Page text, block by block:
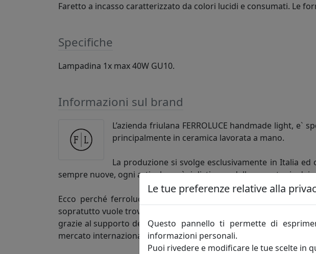
Faretto a incasso caratterizzato da colori lucidi e consumati. Le
Specifiche
Lampadina 1x max 40W GU10.
Informazioni sul brand
L’azienda friulana FERROLUCE handmade light, e`
principalmente in ceramica lavorata a mano.
La produzione si svolge esclusivamente in Italia
sempre nuove, ogni articolo così si distingue dalla monotonia
Ecco perché ferroluce si rivolge alla clientela più esigente,
sopratutto vuole trovare un’azienda competente e in grado di
grazie al supporto dei figli, è una realtà moderna, giovane e
mercato internazionale.
Le tue preferenze relative alla
Questo pannello ti permette di
informazioni personali.
Puoi rivedere e modificare le tue scelte in